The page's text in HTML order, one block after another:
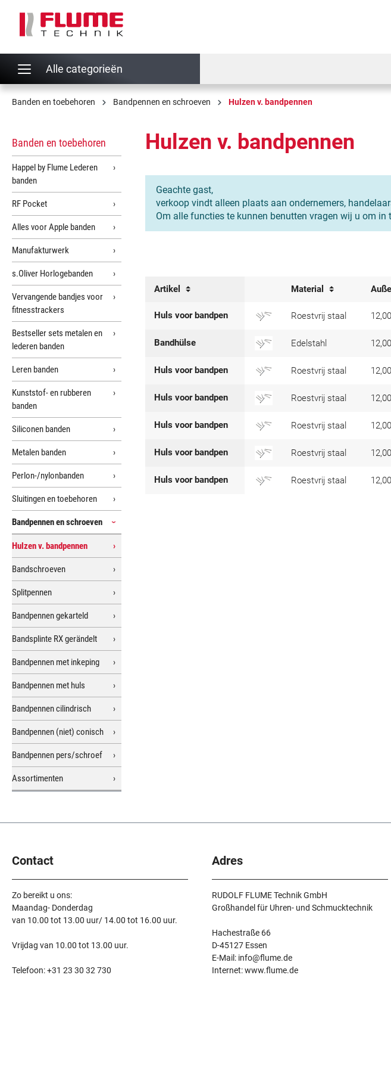
Ga naar de hoofdnavigatie
Alle categorieën
Banden en toebehoren Bandpennen en schroeven Hulzen v. bandpennen
Banden en toebehoren
Happel by Flume Lederen
banden
RF Pocket
Alles voor Apple banden
Manufakturwerk
s.Oliver Horlogebanden
Vervangende bandjes voor
fitnesstrackers
Bestseller sets metalen en
lederen banden
Leren banden
Kunststof- en rubberen
banden
Siliconen banden
Metalen banden
Perlon-/nylonbanden
Sluitingen en toebehoren
Bandpennen en schroeven
Hulzen v. bandpennen
Bandschroeven
Splitpennen
Bandpennen gekarteld
Bandsplinte RX gerändelt
Bandpennen met inkeping
Bandpennen met huls
Bandpennen cilindrisch
Bandpennen (niet) conisch
Bandpennen pers/schroef
Assortimenten
Hulzen v. bandpennen
Geachte gast,
verkoop vindt alleen plaats aan ondernemers,
Om alle functies te kunnen benutten vragen wij u om in
Artikel Material
Huls voor bandpen Roestvrij staal 12,00
Bandhülse Edelstahl 12,00
Huls voor bandpen Roestvrij staal 12,00
Huls voor bandpen Roestvrij staal 12,00
Huls voor bandpen Roestvrij staal 12,00
Huls voor bandpen Roestvrij staal 12,00
Huls voor bandpen Roestvrij staal 12,00
Contact
Zo bereikt u ons:
Maandag- Donderdag
van 10.00 tot 13.00 uur/ 14.00 tot 16.00 uur.
Vrijdag van 10.00 tot 13.00 uur.
Telefoon: +31 23 30 32 730
Adres
RUDOLF FLUME Technik GmbH
Großhandel für Uhren- und Schmucktechnik
Hachestraße 66
D-45127 Essen
E-Mail: info@flume.de
Internet: www.flume.de